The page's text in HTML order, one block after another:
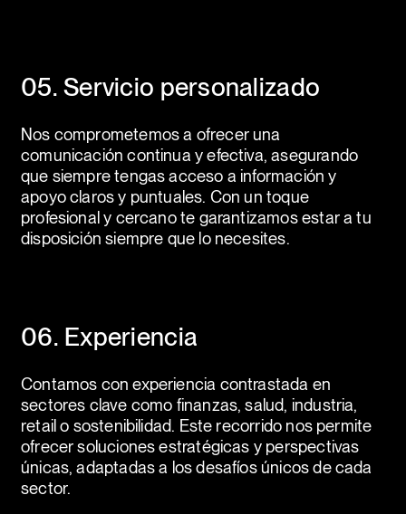
05. Servicio personalizado
Nos comprometemos a ofrecer una
comunicación continua y efectiva, asegurando
que siempre tengas acceso a información y
apoyo claros y puntuales. Con un toque
profesional y cercano te garantizamos estar a tu
disposición siempre que lo necesites.
06. Experiencia
Contamos con experiencia contrastada en
sectores clave como finanzas, salud, industria,
retail o sostenibilidad. Este recorrido nos permite
ofrecer soluciones estratégicas y perspectivas
únicas, adaptadas a los desafíos únicos de cada
sector.